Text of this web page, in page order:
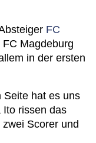
FC
Magdeburg
in der ersten
Seite hat es uns
Ito rissen das
Scorer und